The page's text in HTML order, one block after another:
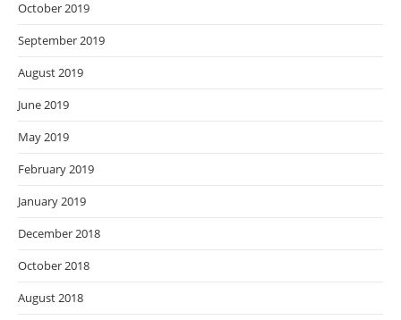
October 2019
September 2019
August 2019
June 2019
May 2019
February 2019
January 2019
December 2018
October 2018
August 2018